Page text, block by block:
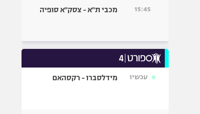
15:45 מכבי ת"א - צסק"א סופיה
עכשיו מידלסברו - רקסהאם